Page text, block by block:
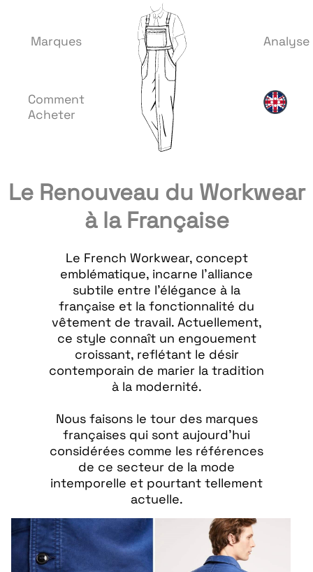
Marques
Comment
Acheter
Analyse
Le Renouveau du Workwear
à la Française
Le French Workwear, concept
emblématique, incarne l'alliance
subtile entre l'élégance à la
française et la fonctionnalité du
vêtement de travail. Actuellement,
ce style connaît un engouement
croissant, reflétant le désir
contemporain de marier la tradition
à la modernité.
Nous faisons le tour des marques
françaises qui sont aujourd'hui
considérées comme les références
de ce secteur de la mode
intemporelle et pourtant tellement
actuelle.